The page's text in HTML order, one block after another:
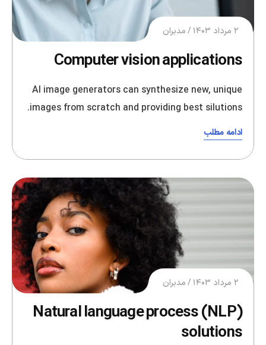
۲ مرداد ۱۴۰۳ مدبران
Computer vision applications
AI image generators can synthesize new, unique
images from scratch and providing best silutions.
ادامه مطلب
۲ مرداد ۱۴۰۳ مدبران
Natural language process (NLP)
solutions